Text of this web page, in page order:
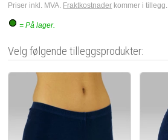
Priser inkl. MVA. Fraktkostnader kommer i tillegg.
= På lager.
Velg følgende tilleggsprodukter: